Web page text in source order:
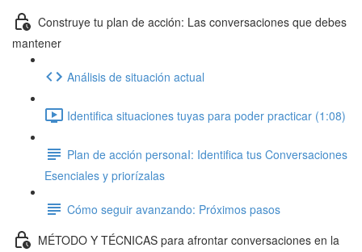
Construye tu plan de acción: Las conversaciones que debes
mantener
Análisis de situación actual
Identifica situaciones tuyas para poder practicar (1:08)
Plan de acción personaI: Identifica tus Conversaciones
Esenciales y priorízalas
Cómo seguir avanzando: Próximos pasos
MÉTODO Y TÉCNICAS para afrontar conversaciones en la